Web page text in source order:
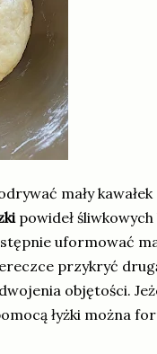
mały kawałek
powideł
uformować
przykryć
objętości.
łyżki można